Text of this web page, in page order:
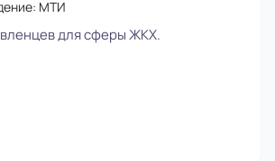
МТИ
для сферы ЖКХ.